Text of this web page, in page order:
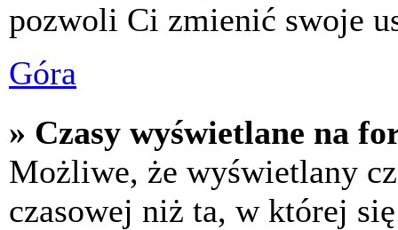
pozwoli Ci zmienić swoje
Góra
» Czasy wyświetlane na
Możliwe, że wyświetlany
czasowej niż ta, w której